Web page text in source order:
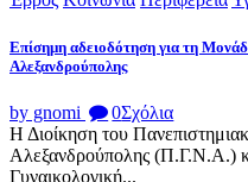
Επίσημη αδειοδότηση για τη
Αλεξανδρούπολης
by gnomi 0Σχόλια
Η Διοίκηση του
Αλεξανδρούπολης (Π.Γ.Ν.Α.)
Γυναικολογική...